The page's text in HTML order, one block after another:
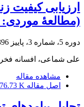
ارزیابی
(مطالعۀ موردی: منطقۀ 11
دوره 5، شماره 3، پاییز 1396، صفحه
علی شماعی، افسانه
مشاهده مقاله
اصل مقاله K